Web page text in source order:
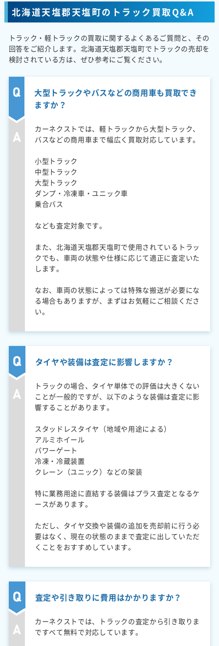
北海道天塩郡天塩町のトラック買取Q&A
トラック・軽トラックの買取に関するよくあるご質問と、その
回答をご紹介します。北海道天塩郡天塩町でトラックの売却を
検討されている方は、ぜひ参考にご覧ください。
大型トラックやバスなどの商用車も買取でき
ますか？
カーネクストでは、軽トラックから大型トラック、
バスなどの商用車まで幅広く買取対応しています。
小型トラック
中型トラック
大型トラック
ダンプ・冷凍車・ユニック車
乗合バス
なども査定対象です。
また、北海道天塩郡天塩町で使用されているトラッ
クでも、車両の状態や仕様に応じて適正に査定いた
します。
なお、車両の状態によっては特殊な搬送が必要にな
る場合もありますが、まずはお気軽にご相談くださ
い。
タイヤや装備は査定に影響しますか？
トラックの場合、タイヤ単体での評価は大きくない
ことが一般的ですが、以下のような装備は査定に影
響することがあります。
スタッドレスタイヤ（地域や用途による）
アルミホイール
パワーゲート
冷凍・冷蔵装置
クレーン（ユニック）などの架装
特に業務用途に直結する装備はプラス査定となるケ
ースがあります。
ただし、タイヤ交換や装備の追加を売却前に行う必
要はなく、現在の状態のままで査定に出していただ
くことをおすすめしています。
査定や引き取りに費用はかかりますか？
カーネクストでは、トラックの査定から引き取りま
ですべて無料で対応しています。